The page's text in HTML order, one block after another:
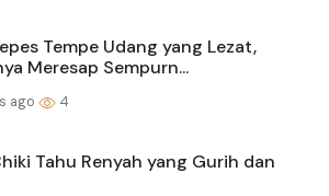
Tempe Udang yang Lezat,
Meresap Sempurn...
ago 4
Tahu Renyah yang Gurih dan